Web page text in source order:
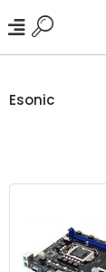
Esonic